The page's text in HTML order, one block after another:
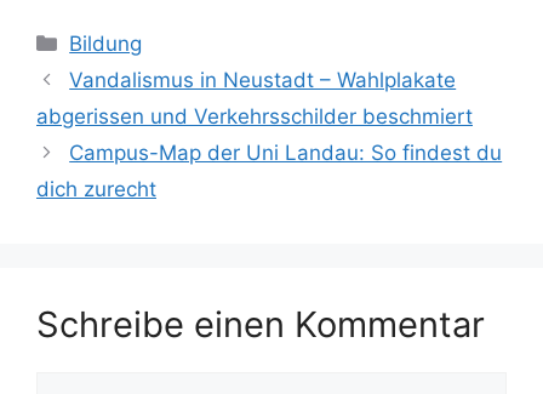
Kategorien
Bildung
Vandalismus in Neustadt – Wahlplakate
abgerissen und Verkehrsschilder beschmiert
Campus-Map der Uni Landau: So findest du
dich zurecht
Schreibe einen Kommentar